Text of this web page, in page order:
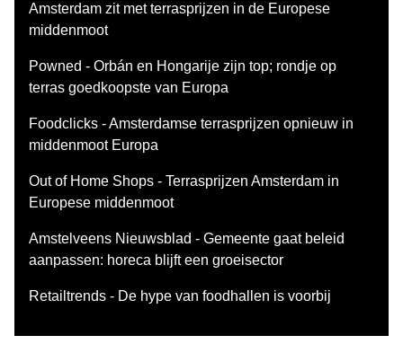
Amsterdam zit met terrasprijzen in de Europese
middenmoot
Powned - Orbán en Hongarije zijn top; rondje op
terras goedkoopste van Europa
Foodclicks - Amsterdamse terrasprijzen opnieuw in
middenmoot Europa
Out of Home Shops - Terrasprijzen Amsterdam in
Europese middenmoot
Amstelveens Nieuwsblad - Gemeente gaat beleid
aanpassen: horeca blijft een groeisector
Retailtrends - De hype van foodhallen is voorbij